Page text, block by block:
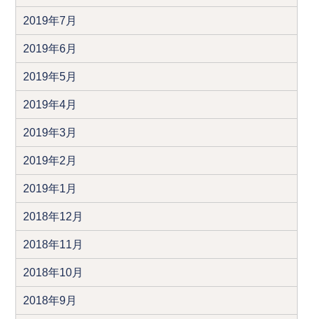
2019年7月
2019年6月
2019年5月
2019年4月
2019年3月
2019年2月
2019年1月
2018年12月
2018年11月
2018年10月
2018年9月